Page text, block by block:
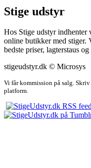
Stige udstyr
Hos Stige udstyr
online butikker med stiger.
bedste priser, lagterstaus
stigeudstyr.dk © Microsys
Vi får kommission på salg.
platform.